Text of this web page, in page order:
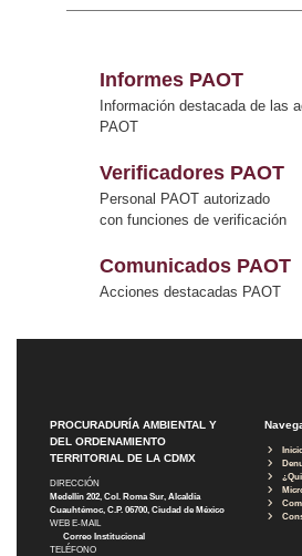
Informes PAOT
Información destacada de las
PAOT
Verificadores PAOT
Personal PAOT autorizado
con funciones de verificación
Comunicados PAOT
Acciones destacadas PAOT
PROCURADURÍA AMBIENTAL Y
DEL ORDENAMIENTO
TERRITORIAL DE LA CDMX
DIRECCIÓN
Medellín 202, Col. Roma Sur, Alcaldía
Cuauhtémoc, C.P. 06700, Ciudad de México
WEB E-MAIL
Correo Institucional
TELÉFONO